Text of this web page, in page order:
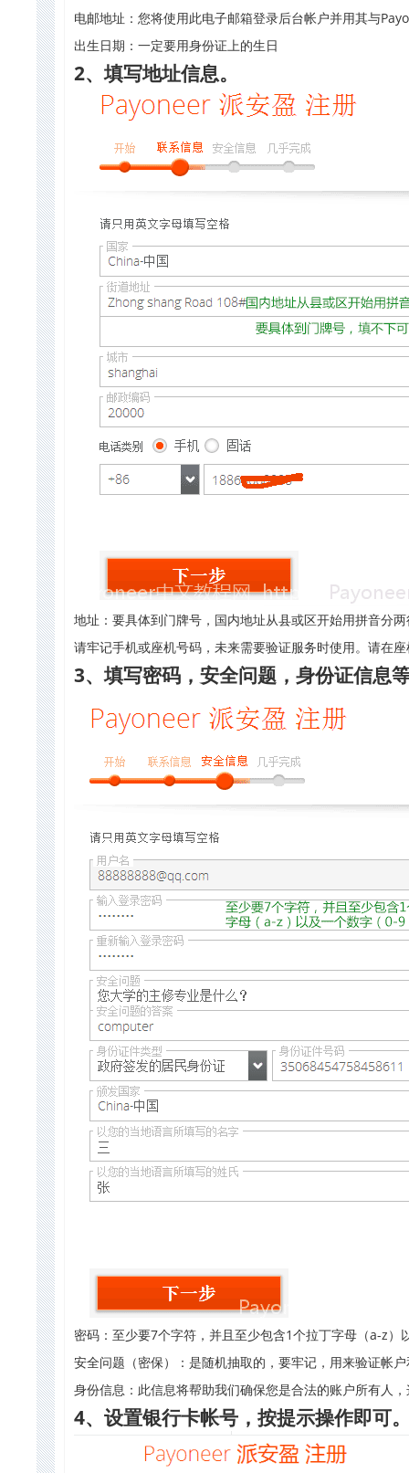
电邮地址：您将使用此电子邮箱登录后台帐户并用其与
出生日期：一定要用身份证上的生日
2、填写地址信息。
地址：要具体到门牌号，国内地址从县或区开始用拼音分
请牢记手机或座机号码，未来需要验证服务时使用。请在
3、填写密码，安全问题，身份证信息
密码：至少要7个字符，并且至少包含1个拉丁字母（a-z）
安全问题（密保）：是随机抽取的，要牢记，用来验证帐
身份信息：此信息将帮助我们确保您是合法的账户所有人
4、设置银行卡帐号，按提示操作即可